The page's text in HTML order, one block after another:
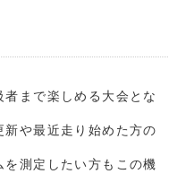
まで楽しめる大会とな
や最近走り始めた方の
測定したい方もこの機